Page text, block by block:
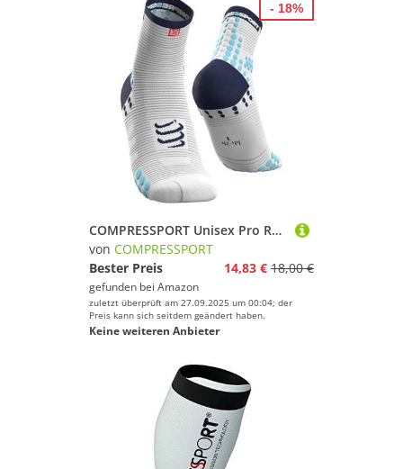
COMPRESSPORT Unisex Pro Racing V3.0 Run High Laufsocken, Weiß Blau, 39-41 EU
von COMPRESSPORT
Bester Preis
14,83 € 18,00 €
gefunden bei Amazon
zuletzt überprüft am 27.09.2025 um 00:04; der
Preis kann sich seitdem geändert haben.
Keine weiteren Anbieter
- 18%